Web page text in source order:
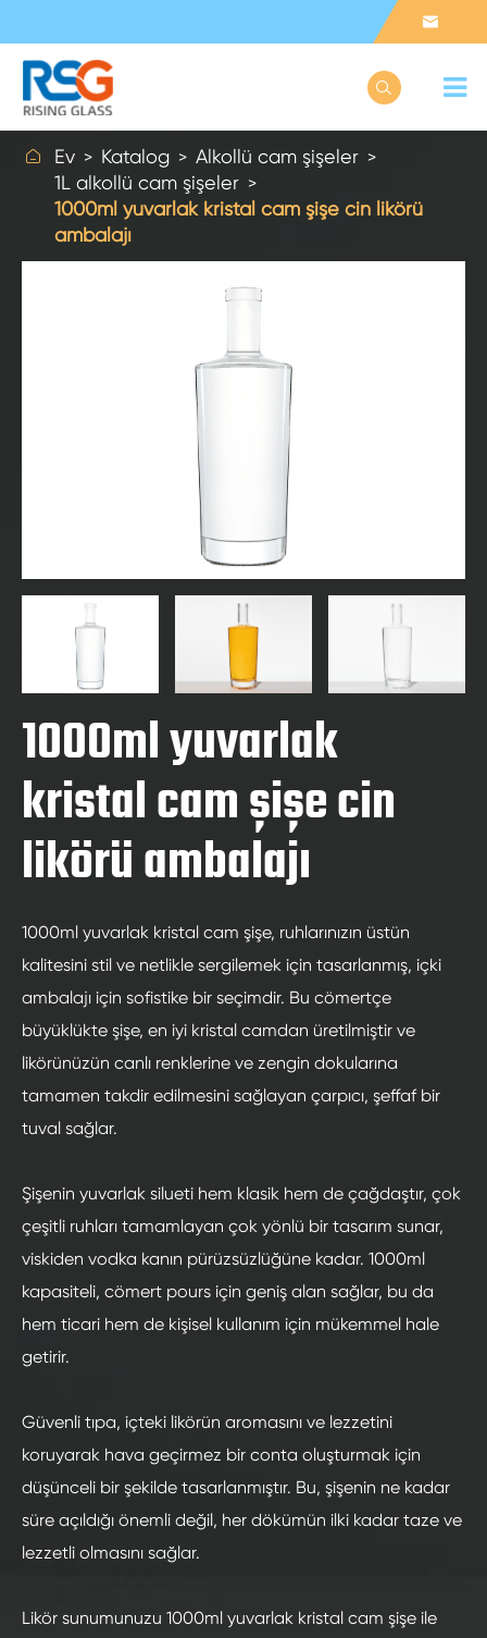


 Ev Katalog
Alkollü cam şişeler
1L alkollü cam şişeler
1000ml yuvarlak kristal cam şişe cin likörü
ambalajı
1000ml yuvarlak
kristal cam şişe cin
likörü ambalajı
1000ml yuvarlak kristal cam şişe, ruhlarınızın üstün
kalitesini stil ve netlikle sergilemek için tasarlanmış, içki
ambalajı için sofistike bir seçimdir. Bu cömertçe
büyüklükte şişe, en iyi kristal camdan üretilmiştir ve
likörünüzün canlı renklerine ve zengin dokularına
tamamen takdir edilmesini sağlayan çarpıcı, şeffaf bir
tuval sağlar.
Şişenin yuvarlak silueti hem klasik hem de çağdaştır, çok
çeşitli ruhları tamamlayan çok yönlü bir tasarım sunar,
viskiden vodka kanın pürüzsüzlüğüne kadar. 1000ml
kapasiteli, cömert pours için geniş alan sağlar, bu da
hem ticari hem de kişisel kullanım için mükemmel hale
getirir.
Güvenli tıpa, içteki likörün aromasını ve lezzetini
koruyarak hava geçirmez bir conta oluşturmak için
düşünceli bir şekilde tasarlanmıştır. Bu, şişenin ne kadar
süre açıldığı önemli değil, her dökümün ilki kadar taze ve
lezzetli olmasını sağlar.
Likör sunumunuzu 1000ml yuvarlak kristal cam şişe ile